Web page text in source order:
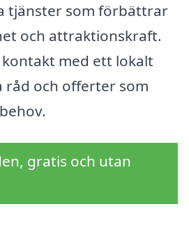
tjänster som förbättrar
och attraktionskraft.
med ett lokalt
och offerter som
gratis och utan